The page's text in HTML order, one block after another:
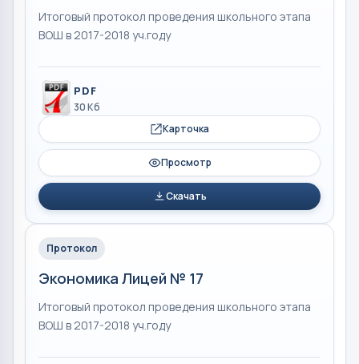
Итоговый протокол проведения школьного этапа
ВОШ в 2017-2018 уч.году
PDF
30 Кб
Карточка
Просмотр
Скачать
Протокол
Экономика Лицей № 17
Итоговый протокол проведения школьного этапа
ВОШ в 2017-2018 уч.году